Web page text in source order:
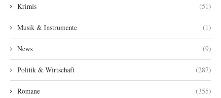
Krimis (51)
Musik & Instrumente (1)
News (9)
Politik & Wirtschaft (287)
Romane (355)